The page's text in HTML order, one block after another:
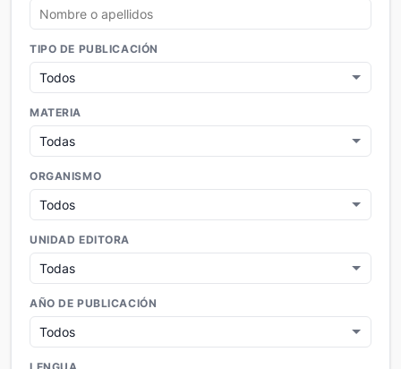
TIPO DE PUBLICACIÓN
MATERIA
ORGANISMO
UNIDAD EDITORA
AÑO DE PUBLICACIÓN